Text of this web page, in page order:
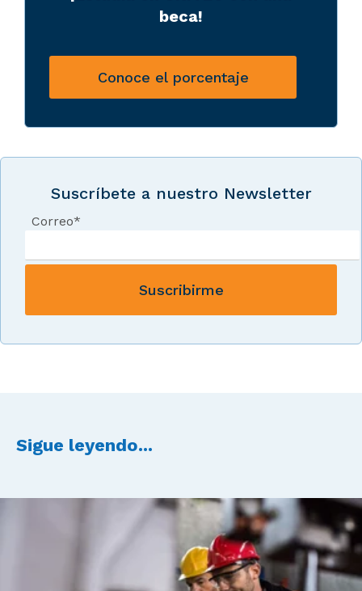
beca!
Conoce el porcentaje
Suscríbete a nuestro Newsletter
Correo*
Sigue leyendo...